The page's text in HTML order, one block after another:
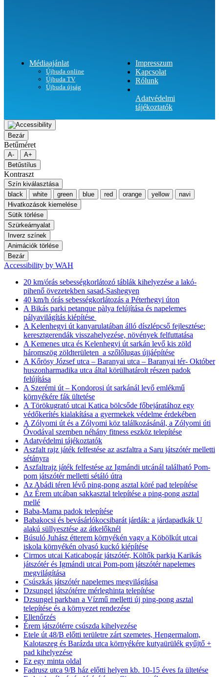
Médiaajánlat
Újbuda online
Újbuda TV
Újbuda újság
Impresszum
Kapcsolat
Rólunk
Adatvédelmi
tájékoztatók
Bezár
Betűméret
A-
A+
Betűstílus
Kontraszt
Szín kiválasztása
black
white green blue red orange yellow
navi
Hivatkozások kiemelése
Sütik törlése
Szürkeárnyalat
Inverz színek
Animációk törlése
Bezár
Accessibility by WAH
20 km/órás sebességkorlátozó táblák kihelyezése a lakó-
pihenő övezetekben sasad-Sashegyen
40 km/h órás sebességkorlátozás a Péterhegyi úton
A Bikás parki petanque pàlya felújítása és napelemes
pályavilágítás kiépítése
A Kelenhegyi út kanyarulatában álló díszlépcső fejlesztése:
keresztgerendák visszahelyezése, növények felfuttatása
A Kemenes utca és Kelenhegyi út sarkán levő kis zöld
háromszög zöldterületen a szőlőlugas újjáépítése
A Kőrösy József utca – Baranyai utca – Baranyai tér- Október
huszonharmadika utca által körülhatárolt részen padok
felújítása
A Szerémi út – Kondorosi út sarkánál levő emlékmű
környékére fák ültetése
A Törökugrató utcai Katica bölcsőde főbejáratához egy
védőkerítés kialakítása a gyermekek védelme érdekében
A Zólyomi út és a Zólyomi köz találkozásánál, a Zólyomi úti
Óvodával szemben néhány fitness eszköz telepítése
Adatvédelmi tájékoztatók
Aszfalt rajz játék felfestése az aszfaltra a Saru játszótér melletti
sétányra
Aszfaltrajz játék felfestése az Igmándi utcánál található Pom-
pom játszótér melletti sétáló útra
Az Abádi téren lévő ping-pong asztal köré pad telepítése
Az Érem utcában sakkasztal telepítése a ping-pong asztal
mellé
Baba-Mama padok telepítése
Babakocsi és bevásárlókocsibarát járdák: a járdapadkák U
alakú süllyesztése az átkelőknél
Búsuló Juhász étterem környékén vagy a Köbölkút utcai
iskola környékén olvasó kuckó kiépítése
Cirmos utcai Katicabogár játszótér, Költők parkja Karikás
játszótér és Igmándi utcai Pom-pom játszótér napelemes
megvilágítása
Csúszkás játszótér napelemes megvilágítása
Dzsungel játszótérre mérleghinta telepítése
Dzsungel parkban a Vízmű melletti új ping-pong asztal
telepítése és a környezet rendezése
Ellenőrzés
Érem játszótérre csúszda kihelyezése
Etele út 48/B előtti területre zárt szemetes, Hengermalom,
Kalotaszeg és Barázda utca környékére kutyaürülék gyűjtő +
pad kihelyezése
Ez egy minta oldal
Fadrusz utca 9/B ház előtti helyen kb. 10-15 éves fa ültetése